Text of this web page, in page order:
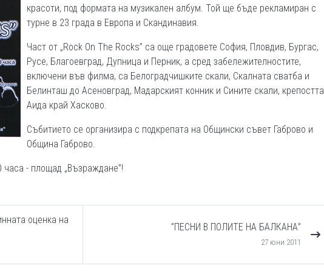
красоти, под формата на музикален албум. Той ще бъде рекламиран с
турне в 23 града в Европа и Скандинавия.
Част от „Rock On The Rocks” са още градовете София, Пловдив, Бургас,
Русе, Благоевград, Дупница и Перник, а сред забележителностите,
включени във филма, са Белоградчишките скали, Скалната сватба и
Белинташ до Асеновград, Мадарският конник и Сините скали, крепостта
Аида край Хасково.
Събитието се организира с подкрепата на Общински съвет Габрово и
Община Габрово.
- площад „Възраждане”!
оценка на
”ПЕСНИ В ПОЛИТЕ НА БАЛКАНА”
27 юни 2011